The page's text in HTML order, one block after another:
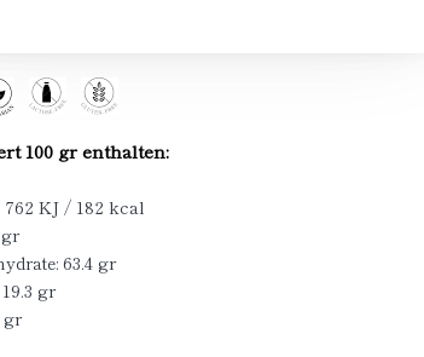
100 gr enthalten:
762 KJ / 182 kcal
63.4 gr
gr
gr